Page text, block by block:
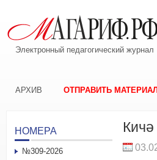
Электронный педагогический журнал
АРХИВ ОТПРАВИТЬ МАТЕРИАЛ
НОМЕРА
№309-2026